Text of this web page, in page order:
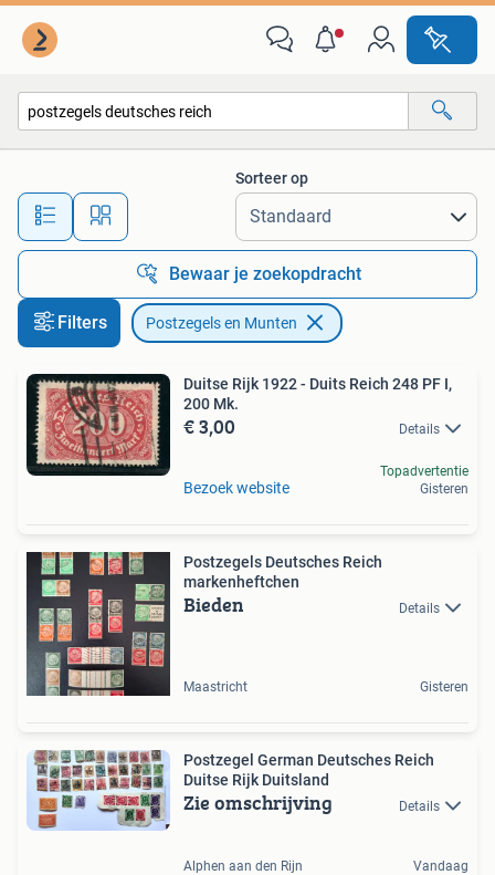
Alle afstanden…
Sorteer op
Bewaar je zoekopdracht
Filters Postzegels en Munten
Duitse Rijk 1922 - Duits Reich 248 PF I,
200 Mk.
€ 3,00 Details
Bezoek website
Topadvertentie
Gisteren
Postzegels Deutsches Reich
markenheftchen
Bieden Details
Maastricht Gisteren
Postzegel German Deutsches Reich
Duitse Rijk Duitsland
Zie omschrijving Details
Alphen aan den Rijn Vandaag